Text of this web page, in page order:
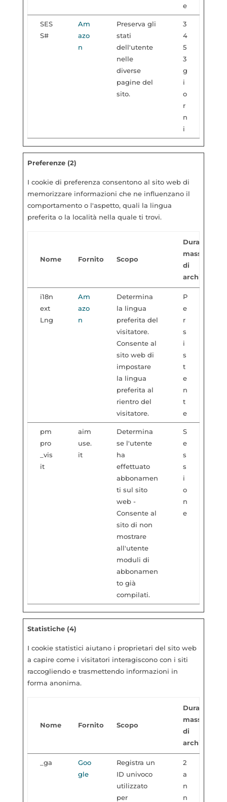
e
SES
S#
Am
azo
n
Preserva gli
stati
dell'utente
nelle
diverse
pagine del
sito.
3
4
5
3
g
i
o
r
n
i
Preferenze (2)
I cookie di preferenza consentono al sito web di
memorizzare informazioni che ne influenzano il
comportamento o l'aspetto, quali la lingua
preferita o la località nella quale ti trovi.
Nome Fornitore Scopo
Durata
massima
di
i18n
ext
Lng
Am
azo
n
Determina
la lingua
preferita del
visitatore.
Consente al
sito web di
impostare
la lingua
preferita al
rientro del
visitatore.
P
e
r
s
i
s
t
e
n
t
e
pm
pro
_vis
it
aim
use.
it
Determina
se l'utente
ha
effettuato
abbonamen
ti sul sito
web -
Consente al
sito di non
mostrare
all'utente
moduli di
abbonamen
to già
compilati.
S
e
s
s
i
o
n
e
Statistiche (4)
I cookie statistici aiutano i proprietari del sito web
a capire come i visitatori interagiscono con i siti
raccogliendo e trasmettendo informazioni in
forma anonima.
Nome Fornitore Scopo
Durata
massima
di
_ga
Goo
gle
Registra un
ID univoco
utilizzato
per
2
a
n
n